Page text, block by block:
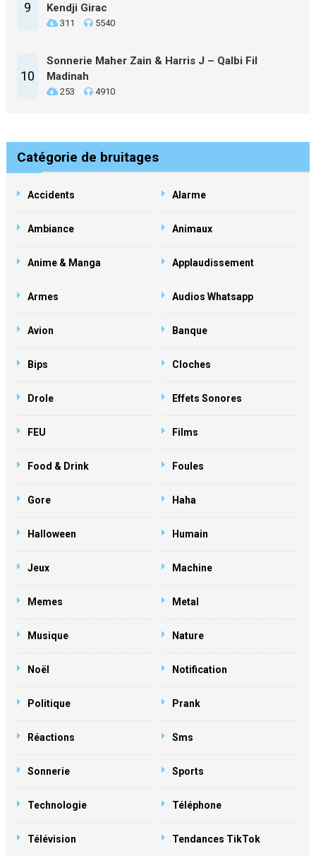
9
Kendji Girac
311 5540
10
Sonnerie Maher Zain & Harris J – Qalbi Fil
Madinah
253 4910
Catégorie de bruitages
Accidents Alarme
Ambiance Animaux
Anime & Manga Applaudissement
Armes Audios Whatsapp
Avion Banque
Bips Cloches
Drole Effets Sonores
FEU Films
Food & Drink Foules
Gore Haha
Halloween Humain
Jeux Machine
Memes Metal
Musique Nature
Noël Notification
Politique Prank
Réactions Sms
Sonnerie Sports
Technologie Téléphone
Télévision Tendances TikTok